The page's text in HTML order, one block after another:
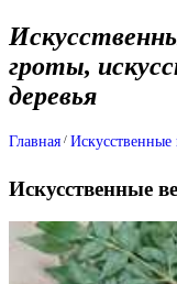
гроты,
деревья
Главная Искусственные
Искусственные